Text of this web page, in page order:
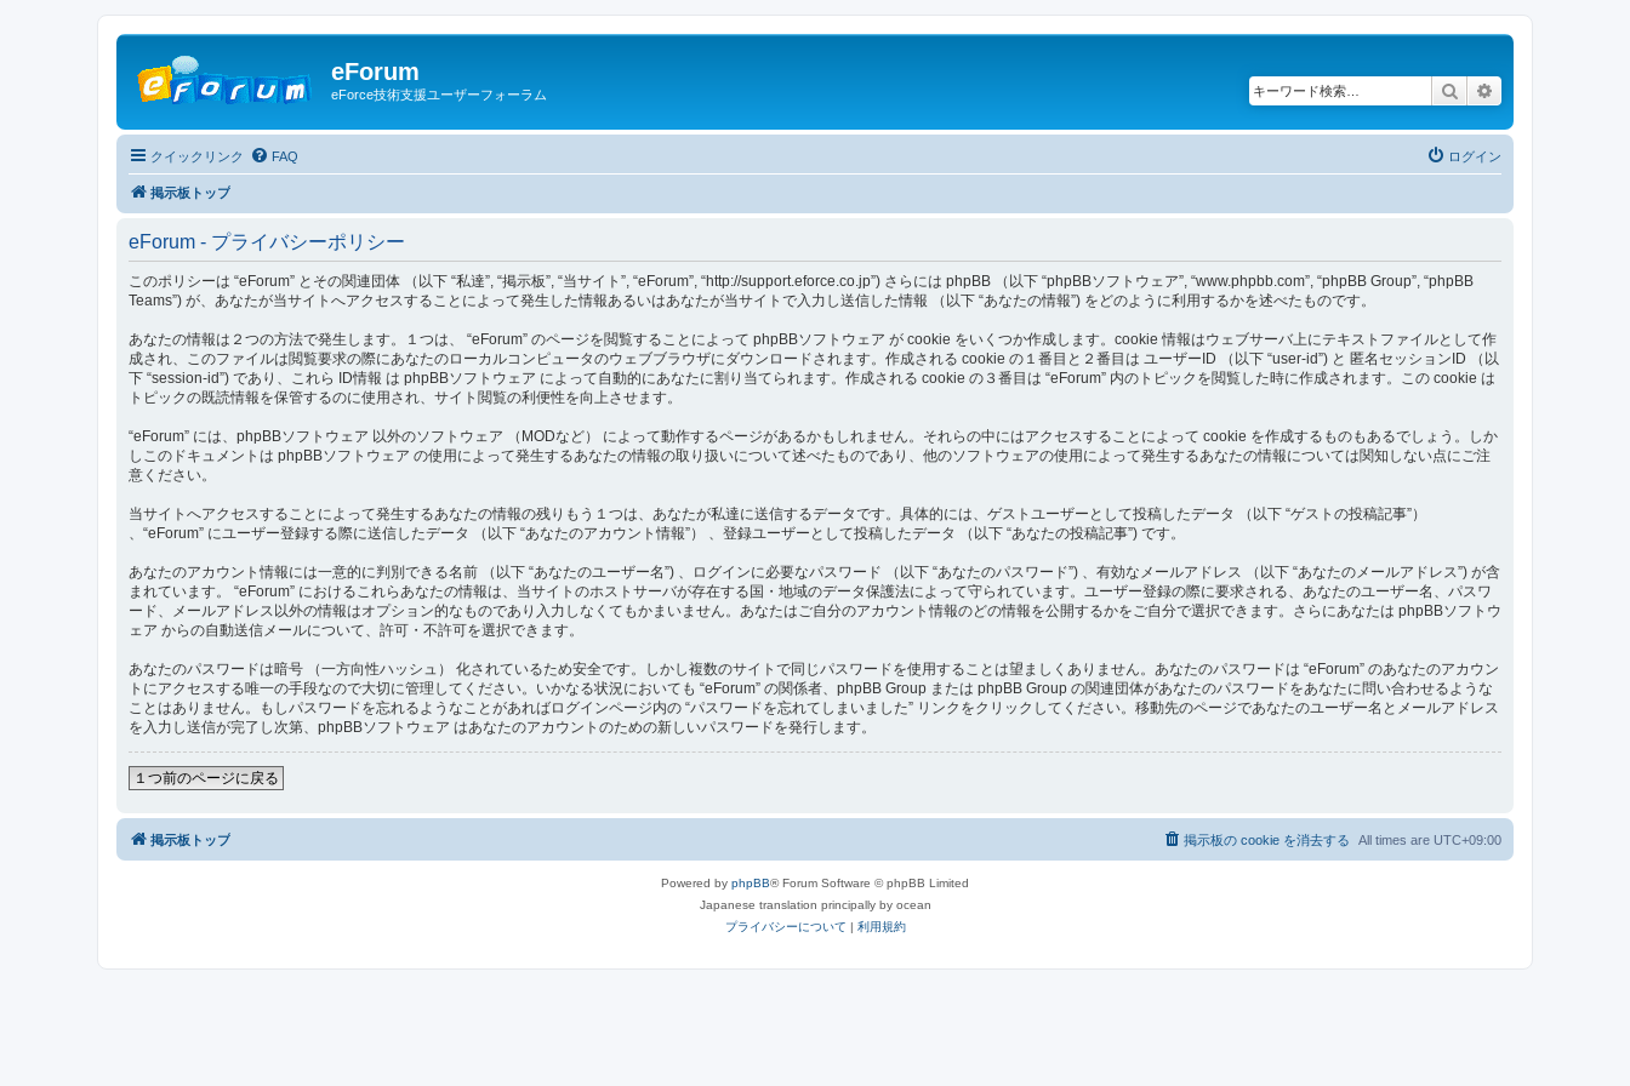
eForum
eForce技術支援ユーザーフォーラム 検索
クイックリンク FAQ ログイン
掲示板トップ
eForum - プライバシーポリシー
このポリシーは “eForum” とその関連団体 （以下 “私達”, “掲示板”, “当サイト”, “eForum”, “http://support.eforce.co.jp”) さらには phpBB （以下 “phpBBソフトウェア”, “www.phpbb.com”, “phpBB Group”, “phpBB
Teams”) が、あなたが当サイトへアクセスすることによって発生した情報あるいはあなたが当サイトで入力し送信した情報 （以下 “あなたの情報”) をどのように利用するかを述べたものです。
あなたの情報は２つの方法で発生します。１つは、 “eForum” のページを閲覧することによって phpBBソフトウェア が cookie をいくつか作成します。cookie 情報はウェブサーバ上にテキストファイルとして作
成され、このファイルは閲覧要求の際にあなたのローカルコンピュータのウェブブラウザにダウンロードされます。作成される cookie の１番目と２番目は ユーザーID （以下 “user-id”) と 匿名セッションID （以
下 “session-id”) であり、これら ID情報 は phpBBソフトウェア によって自動的にあなたに割り当てられます。作成される cookie の３番目は “eForum” 内のトピックを閲覧した時に作成されます。この cookie は
トピックの既読情報を保管するのに使用され、サイト閲覧の利便性を向上させます。
“eForum” には、phpBBソフトウェア 以外のソフトウェア （MODなど） によって動作するページがあるかもしれません。それらの中にはアクセスすることによって cookie を作成するものもあるでしょう。しか
しこのドキュメントは phpBBソフトウェア の使用によって発生するあなたの情報の取り扱いについて述べたものであり、他のソフトウェアの使用によって発生するあなたの情報については関知しない点にご注
意ください。
当サイトへアクセスすることによって発生するあなたの情報の残りもう１つは、あなたが私達に送信するデータです。具体的には、ゲストユーザーとして投稿したデータ （以下 “ゲストの投稿記事”）
、“eForum” にユーザー登録する際に送信したデータ （以下 “あなたのアカウント情報”） 、登録ユーザーとして投稿したデータ （以下 “あなたの投稿記事”) です。
あなたのアカウント情報には一意的に判別できる名前 （以下 “あなたのユーザー名”) 、ログインに必要なパスワード （以下 “あなたのパスワード”) 、有効なメールアドレス （以下 “あなたのメールアドレス”) が含
まれています。 “eForum” におけるこれらあなたの情報は、当サイトのホストサーバが存在する国・地域のデータ保護法によって守られています。ユーザー登録の際に要求される、あなたのユーザー名、パスワ
ード、メールアドレス以外の情報はオプション的なものであり入力しなくてもかまいません。あなたはご自分のアカウント情報のどの情報を公開するかをご自分で選択できます。さらにあなたは phpBBソフトウ
ェア からの自動送信メールについて、許可・不許可を選択できます。
あなたのパスワードは暗号 （一方向性ハッシュ） 化されているため安全です。しかし複数のサイトで同じパスワードを使用することは望ましくありません。あなたのパスワードは “eForum” のあなたのアカウン
トにアクセスする唯一の手段なので大切に管理してください。いかなる状況においても “eForum” の関係者、phpBB Group または phpBB Group の関連団体があなたのパスワードをあなたに問い合わせるような
ことはありません。もしパスワードを忘れるようなことがあればログインページ内の “パスワードを忘れてしまいました” リンクをクリックしてください。移動先のページであなたのユーザー名とメールアドレス
を入力し送信が完了し次第、phpBBソフトウェア はあなたのアカウントのための新しいパスワードを発行します。
１つ前のページに戻る
掲示板トップ All times are UTC+09:00
掲示板の cookie を消去する
Powered by phpBB® Forum Software © phpBB Limited
Japanese translation principally by ocean
プライバシーについて | 利用規約